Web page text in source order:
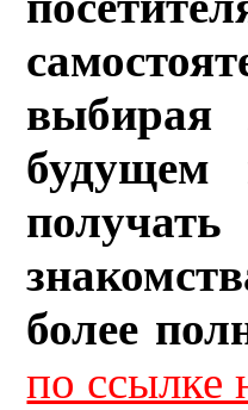
выбирая
будущем
более
по ссылке